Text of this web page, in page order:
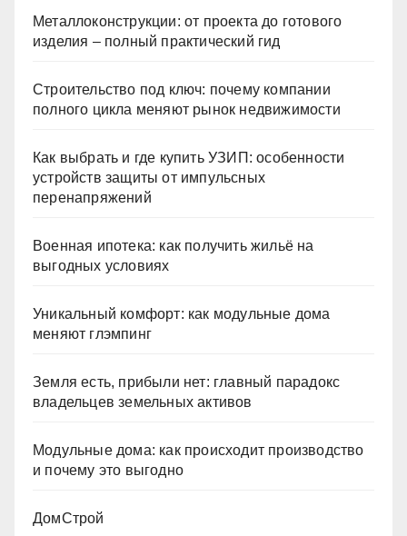
Металлоконструкции: от проекта до готового
изделия – полный практический гид
Строительство под ключ: почему компании
полного цикла меняют рынок недвижимости
Как выбрать и где купить УЗИП: особенности
устройств защиты от импульсных
перенапряжений
Военная ипотека: как получить жильё на
выгодных условиях
Уникальный комфорт: как модульные дома
меняют глэмпинг
Земля есть, прибыли нет: главный парадокс
владельцев земельных активов
Модульные дома: как происходит производство
и почему это выгодно
ДомСтрой